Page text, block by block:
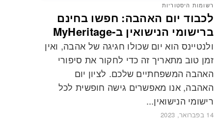
רשומות היסטוריות
לכבוד יום האהבה: חפשו בחינם
ברישומי הנישואין ב-MyHeritage
ולנטיינס הוא יום שכולו חגיגה של אהבה, ואין
זמן טוב מתאריך זה כדי לחקור את סיפורי
האהבה המשפחתיים שלכם. לציון יום
האהבה, אנו מאפשרים גישה חופשית לכל
רישומי הנישואין...
14 בפברואר, 2023